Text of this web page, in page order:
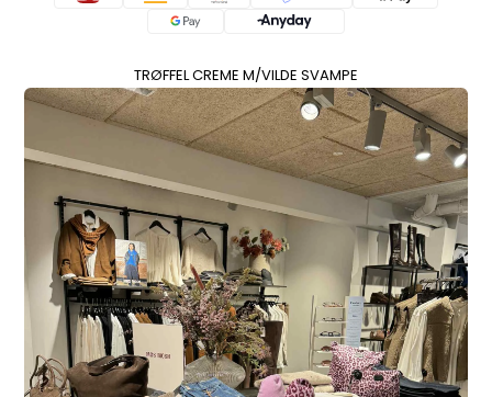
TRØFFEL CREME M/VILDE SVAMPE